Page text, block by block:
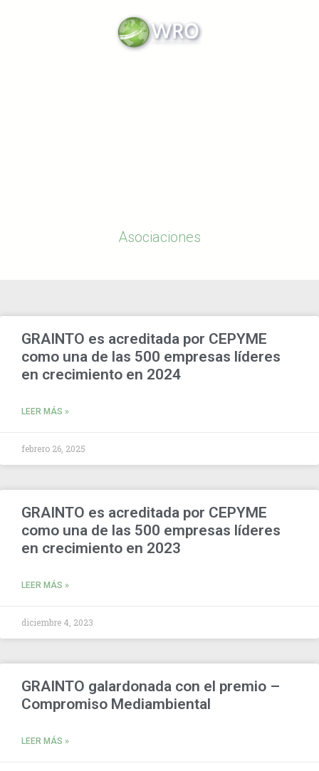
Asociaciones
GRAINTO es acreditada por CEPYME
como una de las 500 empresas líderes
en crecimiento en 2024
LEER MÁS »
febrero 26, 2025
GRAINTO es acreditada por CEPYME
como una de las 500 empresas líderes
en crecimiento en 2023
LEER MÁS »
diciembre 4, 2023
GRAINTO galardonada con el premio –
Compromiso Mediambiental
LEER MÁS »